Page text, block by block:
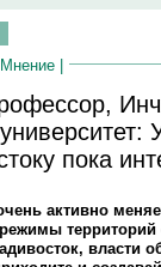
Мнение |
пока
активно
власти